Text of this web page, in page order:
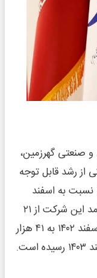
صنعتی گهرزمین،
از رشد قابل توجه
۹۲ درصدی درآمد عملیاتی در اسفند ۱۴۰۳ نسبت به اسفند
سال پیش از آن است. بر این اساس، درآمد این شرکت از ۲۱
هزار و ۷۸۴ میلیارد و ۱۸ میلیون ریال در اسفند ۱۴۰۲ به ۴۱ هزار